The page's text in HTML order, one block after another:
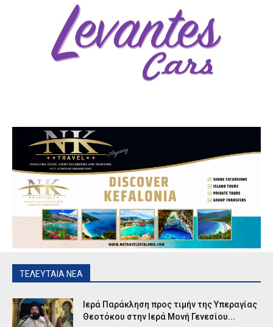
ΤΕΛΕΥΤΑΙΑ ΝΕΑ
Ιερά Παράκληση προς τιμήν της Υπεραγίας
Θεοτόκου στην Ιερά Μονή Γενεσίου...